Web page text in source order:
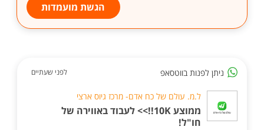
הגשת מועמדות
ניתן לפנות בווטסאפ לפני שעתיים
ל.מ. עולם של כח אדם- מרכז גיוס ארצי
ממוצע 10K!!>> לעבוד באווירה של
חו"ל!